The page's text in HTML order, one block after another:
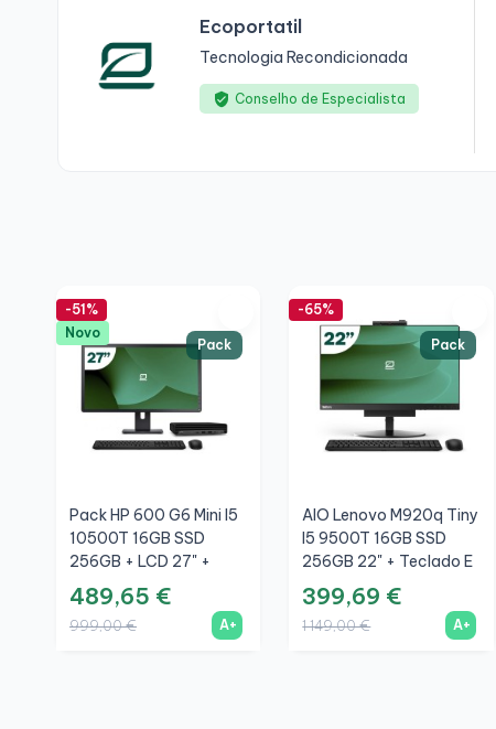
Ecoportatil
Tecnologia Recondicionada
Conselho de Especialista
Pack
-51%
Novo
Pack HP 600 G6 Mini I5
10500T 16GB SSD
256GB + LCD 27" +
Teclado E Rato Sem
Fios + WiFi
489,65 €
999,00 € A+
Pack
-65%
AIO Lenovo M920q Tiny
I5 9500T 16GB SSD
256GB 22" + Teclado E
Rato Sem Fios + WiFi
399,69 €
1 149,00 € A+